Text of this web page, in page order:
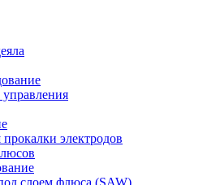
электродов
слоем флюса (SAW)